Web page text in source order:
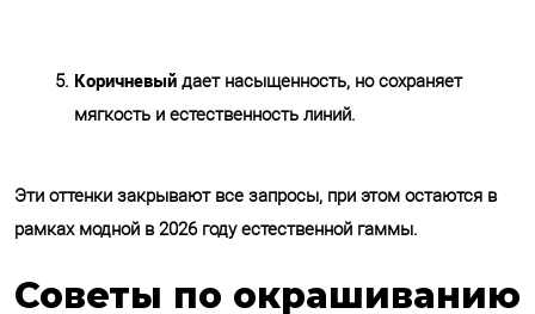
Коричневый дает насыщенность, но сохраняет
мягкость и естественность линий.
Эти оттенки закрывают все запросы, при этом остаются в
рамках модной в 2026 году естественной гаммы.
Советы по окрашиванию